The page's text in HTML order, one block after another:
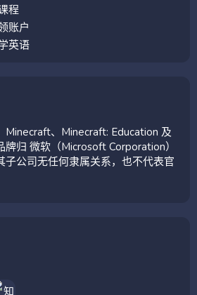
程
账户
英语
Minecraft、Minecraft: Education 及
归 微软（Microsoft Corporation）
子公司无任何隶属关系，也不代表官